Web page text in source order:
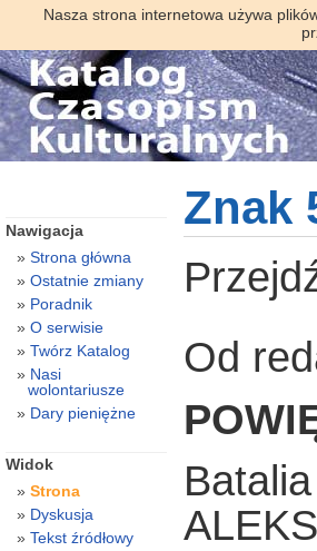
Nasza strona internetowa używa
Znak
Od
Nawigacja
Strona główna
Ostatnie zmiany
Poradnik
O serwisie
Twórz Katalog
Nasi
wolontariusze
Dary pieniężne
Widok
Strona
Dyskusja
Tekst źródłowy